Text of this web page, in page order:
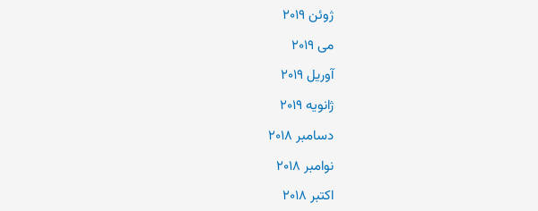
ژوئن 2019
می 2019
آوریل 2019
ژانویه 2019
دسامبر 2018
نوامبر 2018
اکتبر 2018